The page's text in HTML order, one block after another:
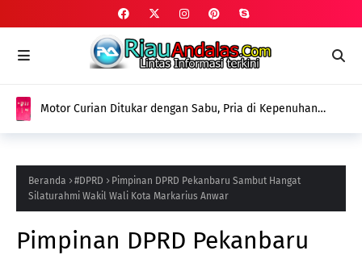
Motor Curian Ditukar dengan Sabu, Pria di Kepenuhan
Beranda #DPRD
Pimpinan DPRD Pekanbaru Sambut Hangat
Silaturahmi Wakil Wali Kota Markarius Anwar
Pimpinan DPRD Pekanbaru